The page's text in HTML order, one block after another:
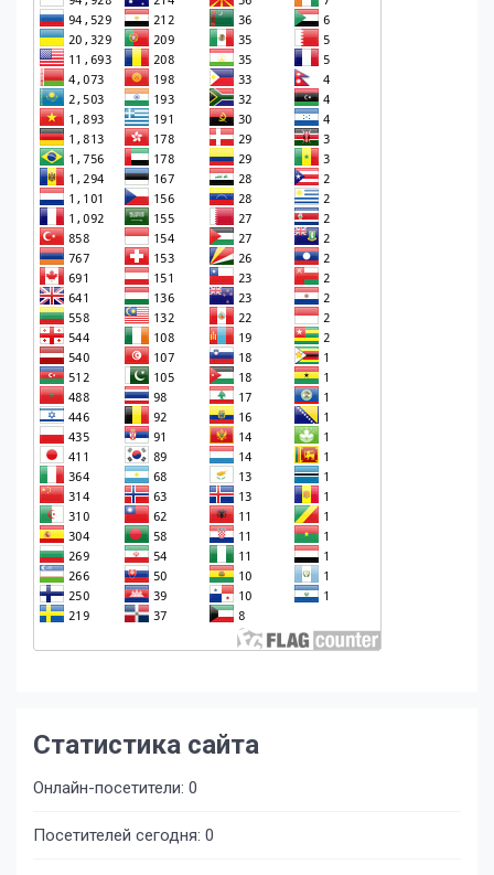
Статистика сайта
Онлайн-посетители: 0
Посетителей сегодня: 0